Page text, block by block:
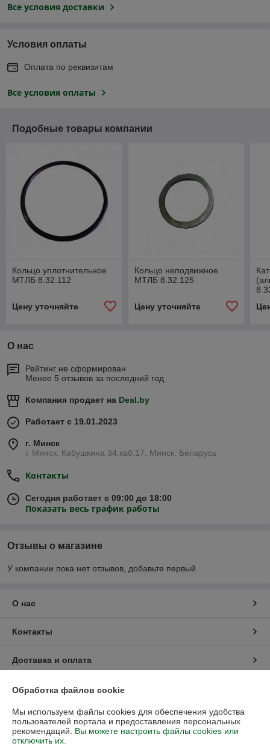
Все условия доставки
Условия оплаты
Оплата по реквизитам
Все условия оплаты
Подобные товары компании
Кольцо уплотнительное
МТЛБ 8.32.112
Цену уточняйте
Кольцо неподвижное
МТЛБ 8.32.125
Цену уточняйте
О нас
Рейтинг не сформирован
Менее 5 отзывов за последний год
Компания продает на Deal.by
Работает с 19.01.2023
г. Минск
г. Минск, Кабушкина 34,каб.17, Минск, Беларусь
Контакты
Сегодня работает с 09:00 до 18:00
Показать весь график работы
Отзывы о магазине
У компании пока нет отзывов, добавьте первый
О нас
Контакты
Доставка и оплата
График работы
Полная версия сайта
Политика обработки cookies
Обработка файлов cookie
Мы используем файлы cookies для обеспечения удобства
пользователей портала и предоставления персональных
рекомендаций. Вы можете настроить файлы cookies или
отключить их.